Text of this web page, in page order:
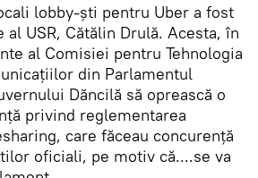
lobby-ști pentru Uber a fost
USR, Cătălin Drulă. Acesta, în
al Comisiei pentru Tehnologia
din Parlamentul
Dăncilă să oprească o
privind reglementarea
care făceau concurență
oficiali, pe motiv că....se va